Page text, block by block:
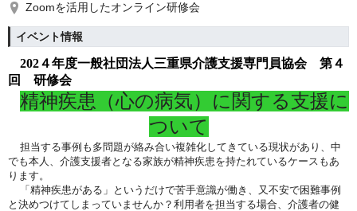
Zoomを活用したオンライン研修会
イベント情報
202４年度一般社団法人三重県介護支援専門員協会 第４
回 研修会
精神疾患（心の病気）に関する支援に
ついて
担当する事例も多問題が絡み合い複雑化してきている現状があり、中
でも本人、介護支援者となる家族が精神疾患を持たれているケースもあ
ります。
「精神疾患がある」というだけで苦手意識が働き、又不安で困難事例
と決めつけてしまっていませんか？利用者を担当する場合、介護者の健